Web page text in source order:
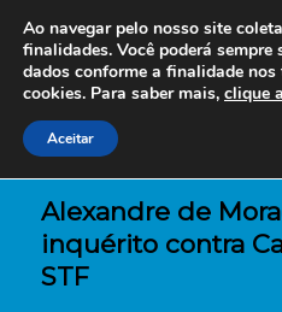
Alexandre de
inquérito contra
STF
Ao navegar pelo nosso site
finalidades. Você poderá
dados conforme a finalidade nos
cookies. Para saber mais, clique
Aceitar